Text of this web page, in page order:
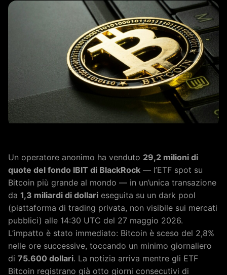
Un operatore anonimo ha venduto 29,2 milioni di
quote del fondo IBIT di BlackRock — l’ETF spot su
Bitcoin più grande al mondo — in un’unica transazione
da 1,3 miliardi di dollari eseguita su un dark pool
(piattaforma di trading privata, non visibile sui mercati
pubblici) alle 14:30 UTC del 27 maggio 2026.
L’impatto è stato immediato: Bitcoin è sceso del 2,8%
nelle ore successive, toccando un minimo giornaliero
di 75.600 dollari. La notizia arriva mentre gli ETF
Bitcoin registrano già otto giorni consecutivi di